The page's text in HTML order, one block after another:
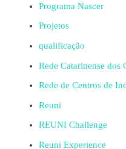
Programa Nascer
Projetos
qualificação
Rede Catarinense dos
Rede de Centros de
Reuni
REUNI Challenge
Reuni Experience